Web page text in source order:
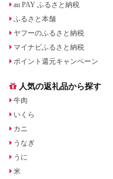
au PAY ふるさと納税
ふるさと本舗
ヤフーのふるさと納税
マイナビふるさと納税
ポイント還元キャンペーン
人気の返礼品から探す
牛肉
いくら
カニ
うなぎ
うに
米